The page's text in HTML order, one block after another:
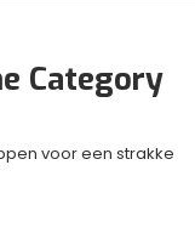
Category
voor een strakke